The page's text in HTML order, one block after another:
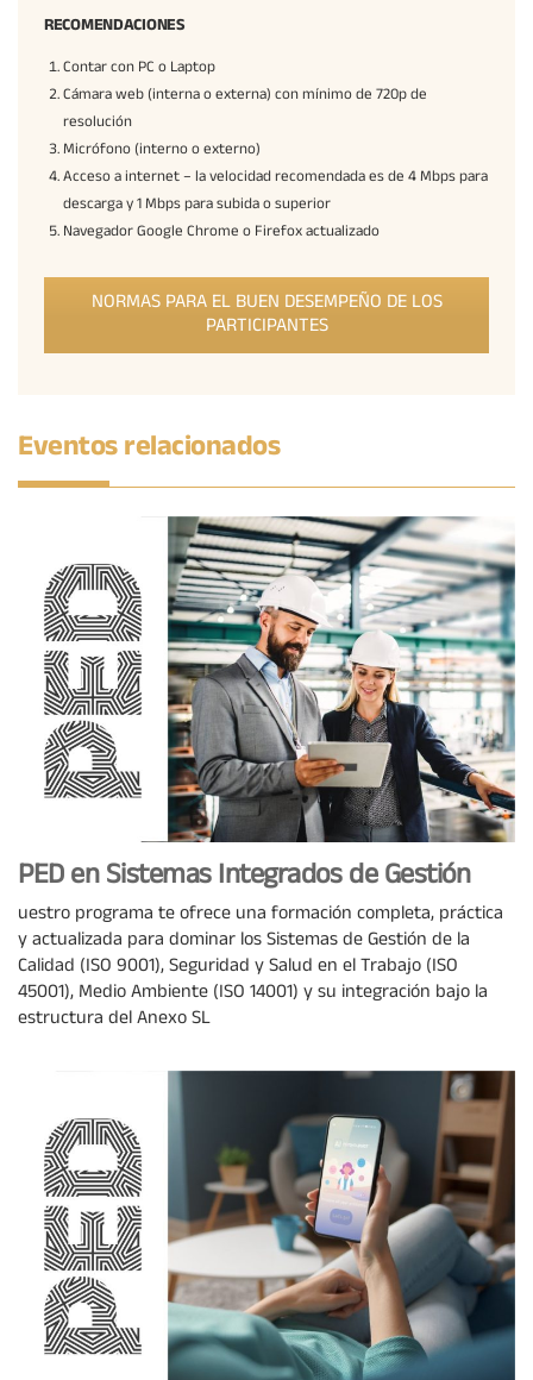
RECOMENDACIONES
Contar con PC o Laptop
Cámara web (interna o externa) con mínimo de 720p de
resolución
Micrófono (interno o externo)
Acceso a internet – la velocidad recomendada es de 4 Mbps para
descarga y 1 Mbps para subida o superior
Navegador Google Chrome o Firefox actualizado
NORMAS PARA EL BUEN DESEMPEÑO DE LOS
PARTICIPANTES
Eventos relacionados
PED en Sistemas Integrados de Gestión
uestro programa te ofrece una formación completa, práctica
y actualizada para dominar los Sistemas de Gestión de la
Calidad (ISO 9001), Seguridad y Salud en el Trabajo (ISO
45001), Medio Ambiente (ISO 14001) y su integración bajo la
estructura del Anexo SL